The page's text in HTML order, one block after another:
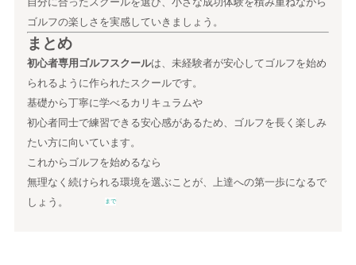
ゴルフの楽しさを実感していきましょう。
まとめ
初心者専用ゴルフスクールは、未経験者が安心してゴルフを始め
られるように作られたスクールです。
基礎から丁寧に学べるカリキュラムや
初心者同士で練習できる安心感があるため、ゴルフを長く楽しみ
たい方に向いています。
これからゴルフを始めるなら
無理なく続けられる環境を選ぶことが、上達への第一歩になるで
しょう。
まで